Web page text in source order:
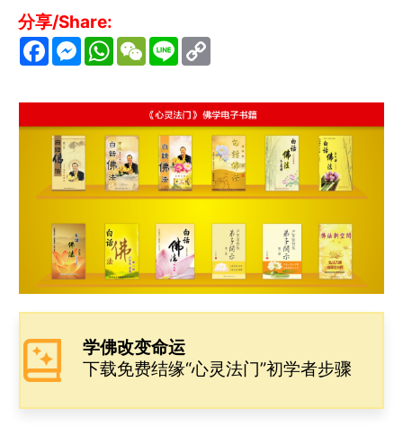
分享/Share:
F
a
c
b
o
k
M
e
s
e
g
e
W
h
a
s
p
p
W
e
C
a
t
L
i
n
L
i
n
k
学佛改变命运
下载免费结缘“心灵法门”初学者步骤